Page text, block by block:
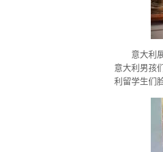
意大利展
意大利男孩
利留学生们